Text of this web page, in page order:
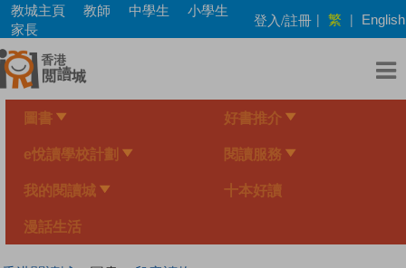
Skip
main
content
教城主頁 教師 中學生
小學生
家長
登入/註冊 | 繁 | English
圖書 好書推介
e悅讀學校計劃 閱讀服務
我的閱讀城 十本好讀
漫話生活